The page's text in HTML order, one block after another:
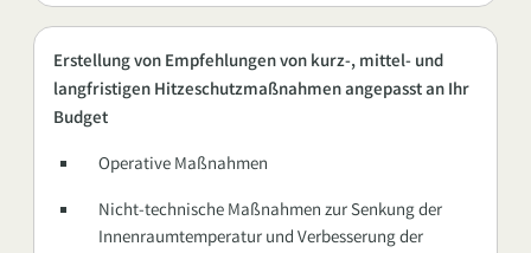
Erstellung von Empfehlungen von kurz-, mittel- und
langfristigen Hitzeschutzmaßnahmen angepasst an Ihr
Budget
Operative Maßnahmen
Nicht-technische Maßnahmen zur Senkung der
Innenraumtemperatur und Verbesserung der